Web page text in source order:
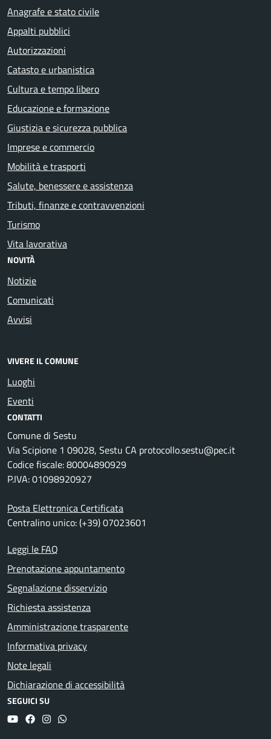
Anagrafe e stato civile
Appalti pubblici
Autorizzazioni
Catasto e urbanistica
Cultura e tempo libero
Educazione e formazione
Giustizia e sicurezza pubblica
Imprese e commercio
Mobilità e trasporti
Salute, benessere e assistenza
Tributi, finanze e contravvenzioni
Turismo
Vita lavorativa
NOVITÀ
Notizie
Comunicati
Avvisi
VIVERE IL COMUNE
Luoghi
Eventi
CONTATTI
Comune di Sestu
Via Scipione 1 09028, Sestu CA protocollo.sestu@pec.it
Codice fiscale: 80004890929
P.IVA: 01098920927
Posta Elettronica Certificata
Centralino unico: (+39) 07023601
Leggi le FAQ
Prenotazione appuntamento
Segnalazione disservizio
Richiesta assistenza
Amministrazione trasparente
Informativa privacy
Note legali
Dichiarazione di accessibilità
SEGUICI SU
YouTubeFacebookInstagram
Whatsapp